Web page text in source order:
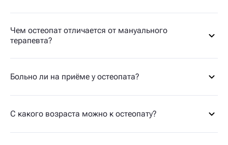
Чем остеопат отличается от мануального
терапевта?
Больно ли на приёме у остеопата?
С какого возраста можно к остеопату?